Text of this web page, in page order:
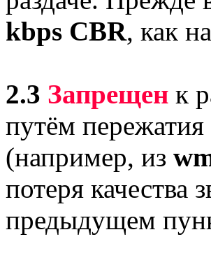
kbps CBR, как
2.3 Запрещен к
путём
(например, из
потеря
предыдущем